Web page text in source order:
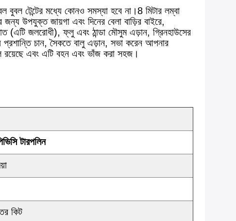
বুবল টেন্টের মধ্যে কোনও সমস্যা হবে না।8 মিটার লম্বা
উপযুক্ত জায়গা এবং দিনের বেলা বাড়ির বাইরে,
(এটি জলরোধী), ফ্লু এবং ঠান্ডা মৌসুম এড়ান, গ্রিনহাউসের
প্রশান্তি চান, সৈকতে বালু এড়ান, সভা করেন আপনার
এবং এটি বহন এবং ভাঁজ করা সহজ।
টারপলিন
কিট